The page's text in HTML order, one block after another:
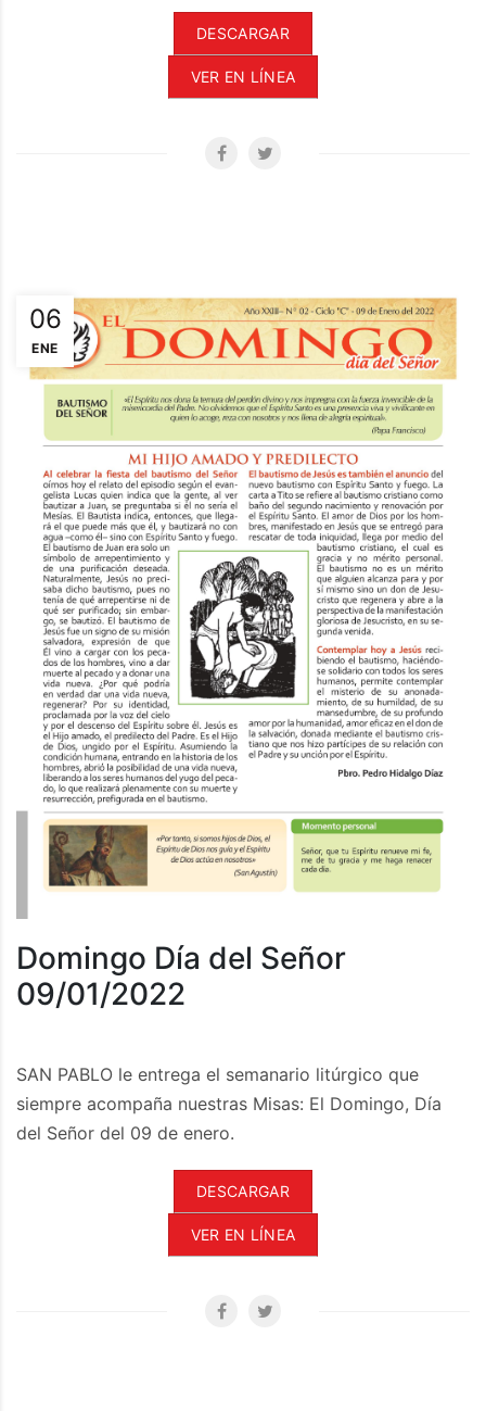
DESCARGAR
VER EN LÍNEA
06
ENE
Domingo Día del Señor
09/01/2022
SAN PABLO le entrega el semanario litúrgico que
siempre acompaña nuestras Misas: El Domingo, Día
del Señor del 09 de enero.
DESCARGAR
VER EN LÍNEA